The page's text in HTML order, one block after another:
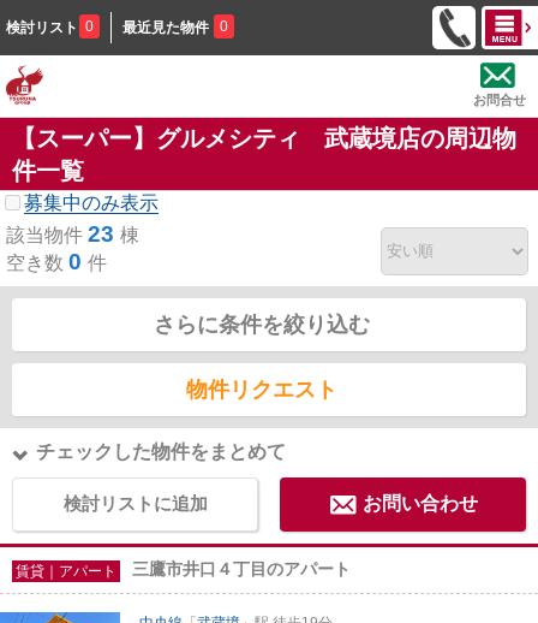
検討リスト 0 最近見た物件 0
お問合せ
【スーパー】グルメシティ 武蔵境店の周辺物
件一覧
募集中のみ表示
該当物件 23 棟
空き数 0 件
さらに条件を絞り込む
物件リクエスト
チェックした物件をまとめて
検討リストに追加 お問い合わせ
賃貸｜アパート 三鷹市井口４丁目のアパート